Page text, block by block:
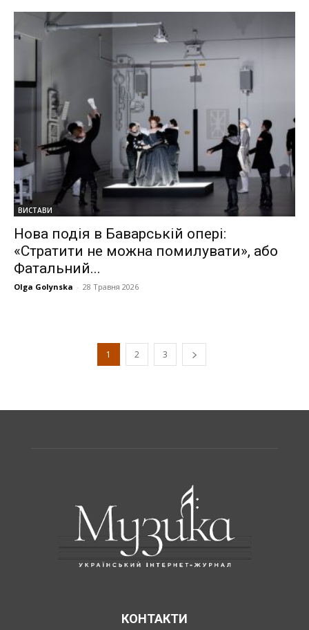
ВИСТАВИ
Нова подія в Баварській опері:
«Cтратити не можна помилувати», або
Фатальний...
Olga Golynska - 28 Травня 2026
1 2 3
КОНТАКТИ